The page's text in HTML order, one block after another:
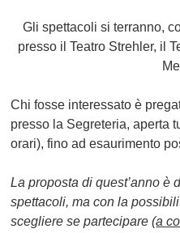
Gli spettacoli si terranno,
presso il Teatro Strehler, il
Chi fosse interessato è
presso la Segreteria, aperta
orari), fino ad esaurimento
La proposta di quest’anno è
spettacoli, ma con la
scegliere se partecipare (a